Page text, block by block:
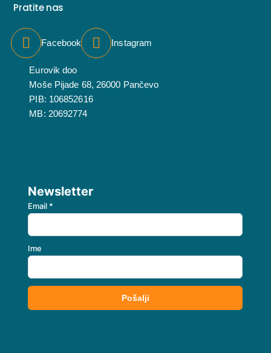
Pratite nas
Facebook Instagram
Eurovik doo
Moše Pijade 68, 26000 Pančevo
PIB: 106852616
MB: 20692774